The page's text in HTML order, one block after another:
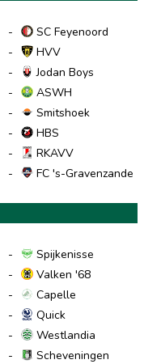
-
SC Feyenoord
-
HVV
-
Jodan Boys
-
ASWH
-
Smitshoek
-
HBS
-
RKAVV
- FC 's-Gravenzande
-
Spijkenisse
-
Valken '68
-
Capelle
-
Quick
-
Westlandia
-
Scheveningen